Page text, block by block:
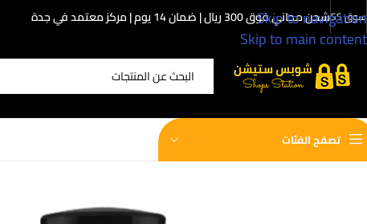
Skip to navigation
Skip to main content
سوق SS شحن مجاني فوق 300 ريال | ضمان 14 يوم | مركز معتمد في جدة
تصفح الفئات